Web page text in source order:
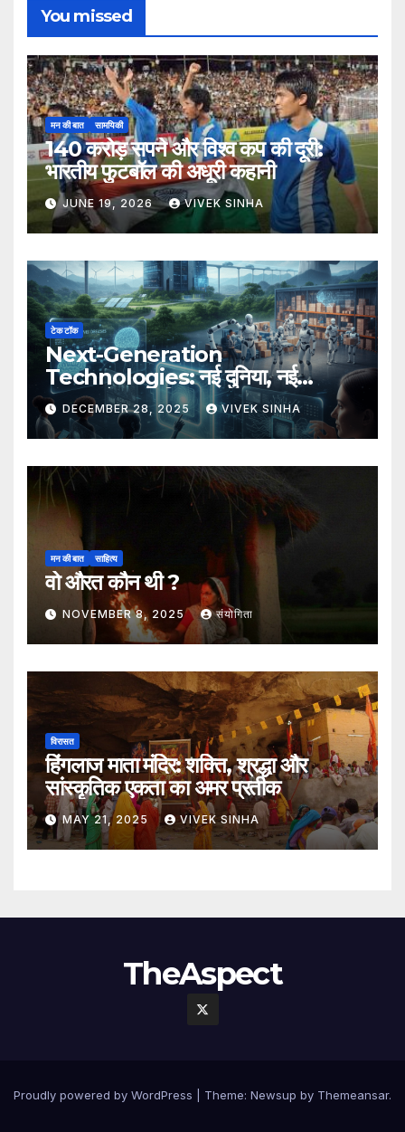
You missed
मन की बात सामयिकी
140 करोड़ सपने और विश्व कप की दूरी:
भारतीय फुटबॉल की अधूरी कहानी
JUNE 19, 2026 VIVEK SINHA
टेक टॉक
Next-Generation
Technologies: नई दुनिया, नई
संभावनाएँ, नया भविष्य
DECEMBER 28, 2025 VIVEK SINHA
मन की बात साहित्य
वो औरत कौन थी ?
NOVEMBER 8, 2025 संयोगिता
विरासत
हिंगलाज माता मंदिर: शक्ति, श्रद्धा और
सांस्कृतिक एकता का अमर प्रतीक
MAY 21, 2025 VIVEK SINHA
TheAspect
Proudly powered by WordPress Theme: Newsup by Themeansar.